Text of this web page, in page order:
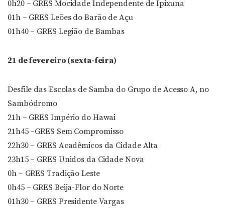
0h20 – GRES Mocidade Independente de Ipixuna
01h – GRES Leões do Barão de Açu
01h40 – GRES Legião de Bambas
21 de fevereiro (sexta-feira)
Desfile das Escolas de Samba do Grupo de Acesso A, no
Sambódromo
21h – GRES Império do Hawai
21h45 –GRES Sem Compromisso
22h30 – GRES Acadêmicos da Cidade Alta
23h15 – GRES Unidos da Cidade Nova
0h – GRES Tradição Leste
0h45 – GRES Beija-Flor do Norte
01h30 – GRES Presidente Vargas